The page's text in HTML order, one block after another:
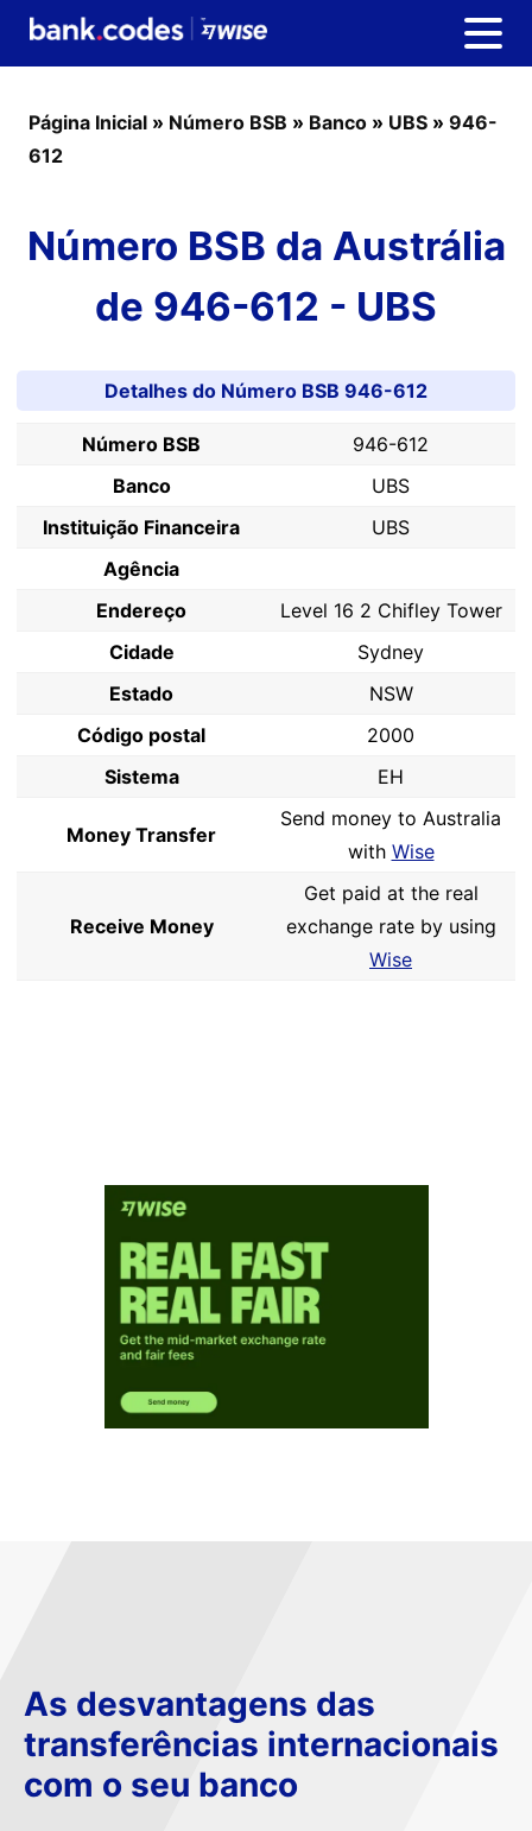
Página Inicial » Número BSB » Banco » UBS » 946-
612
Número BSB da Austrália
de 946-612 - UBS
Detalhes do Número BSB 946-612
Número BSB
946-612
Banco
UBS
Instituição Financeira
UBS
Agência
Endereço
Level 16 2 Chifley Tower
Cidade
Sydney
Estado
NSW
Código postal
2000
Sistema
EH
Money Transfer
Send money to Australia
with Wise
Receive Money
Get paid at the real
exchange rate by using
Wise
As desvantagens das
transferências internacionais
com o seu banco